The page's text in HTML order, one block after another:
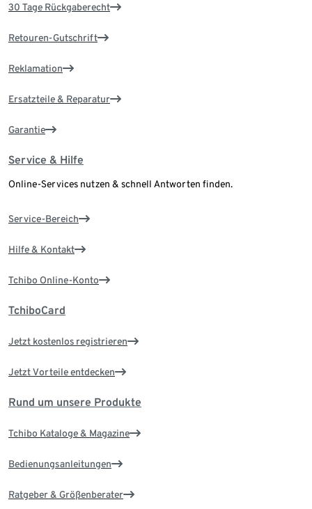
30 Tage Rückgaberecht
Retouren-Gutschrift
Reklamation
Ersatzteile & Reparatur
Garantie
Service & Hilfe
Online-Services nutzen & schnell Antworten finden.
Service-Bereich
Hilfe & Kontakt
Tchibo Online-Konto
TchiboCard
Jetzt kostenlos registrieren
Jetzt Vorteile entdecken
Rund um unsere Produkte
Tchibo Kataloge & Magazine
Bedienungsanleitungen
Ratgeber & Größenberater